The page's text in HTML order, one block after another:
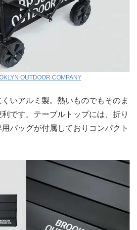
OUTDOOR COMPANY
いアルミ製。熱いものでもそのま
です。テーブルトップには、折り
バッグが付属しておりコンパクト